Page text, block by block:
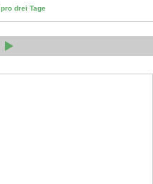
pro drei Tage